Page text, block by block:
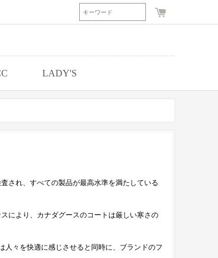
LADY'S
され、すべての製品が最高水準を満たしている
により、カナダグースのコートは厳しい寒さの
人々を快適に感じさせると同時に、ブランドのフ